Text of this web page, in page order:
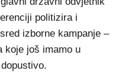
politizira i
izborne kampanje –
koje još imamo u